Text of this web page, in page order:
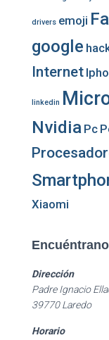
drivers emoji
google
Internet
linkedin
Nvidia Pc
Xiaomi
Dirección
Padre Ignacio
39770 Laredo
Horario